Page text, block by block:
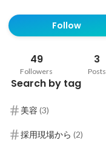
Latest Follow
49
Followers
3
Posts
Search by tag
美容 (3)
採用現場から (2)